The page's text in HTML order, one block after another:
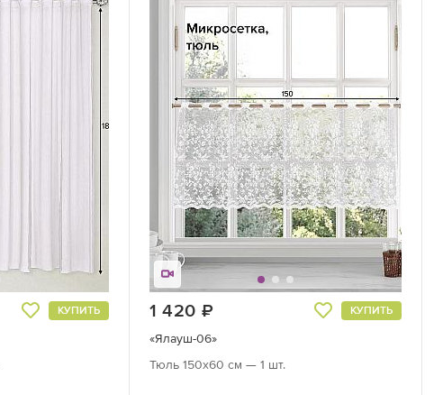
КУПИТЬ 1 420 КУПИТЬ
«Ялауш-06»
Тюль 150х60 см — 1 шт.